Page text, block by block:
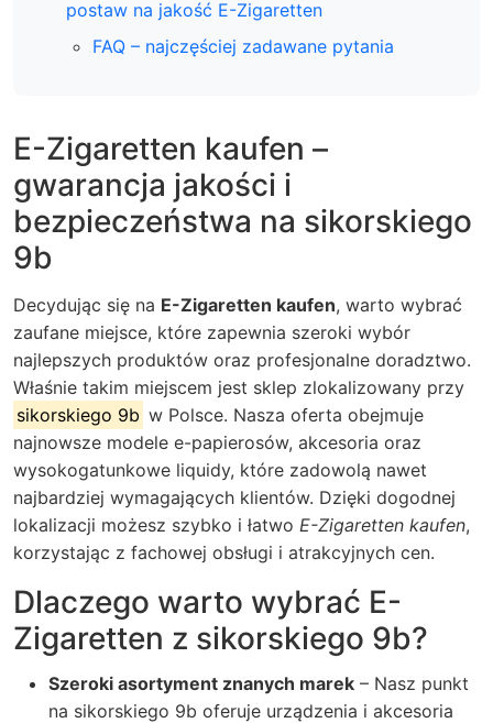
postaw na jakość E-Zigaretten
FAQ – najczęściej zadawane pytania
E-Zigaretten kaufen –
gwarancja jakości i
bezpieczeństwa na sikorskiego
9b
Decydując się na E-Zigaretten kaufen, warto wybrać
zaufane miejsce, które zapewnia szeroki wybór
najlepszych produktów oraz profesjonalne doradztwo.
Właśnie takim miejscem jest sklep zlokalizowany przy
sikorskiego 9b w Polsce. Nasza oferta obejmuje
najnowsze modele e-papierosów, akcesoria oraz
wysokogatunkowe liquidy, które zadowolą nawet
najbardziej wymagających klientów. Dzięki dogodnej
lokalizacji możesz szybko i łatwo E-Zigaretten kaufen,
korzystając z fachowej obsługi i atrakcyjnych cen.
Dlaczego warto wybrać E-
Zigaretten z sikorskiego 9b?
Szeroki asortyment znanych marek – Nasz punkt
na sikorskiego 9b oferuje urządzenia i akcesoria